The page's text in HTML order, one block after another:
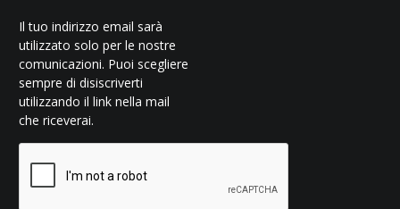
Il tuo indirizzo email sarà
utilizzato solo per le nostre
comunicazioni. Puoi scegliere
sempre di disiscriverti
utilizzando il link nella mail
che riceverai.